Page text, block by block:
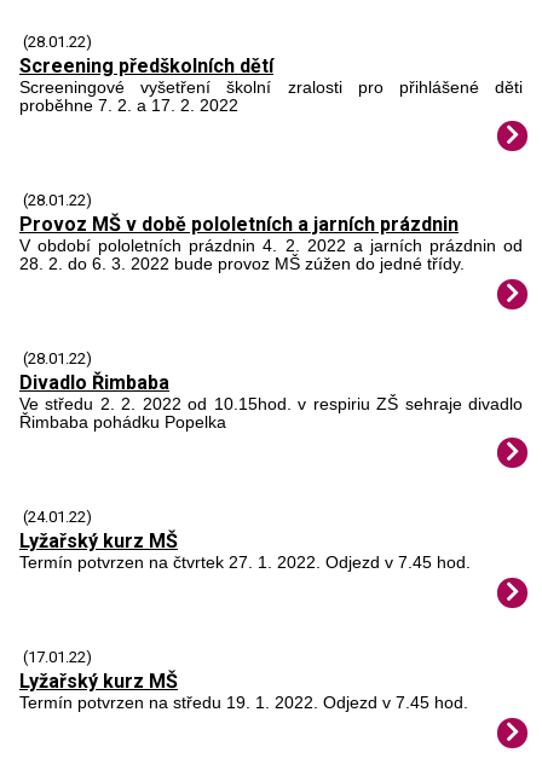
(28.01.22)
Screening předškolních dětí
Screeningové vyšetření školní zralosti pro přihlášené děti
proběhne 7. 2. a 17. 2. 2022
(28.01.22)
Provoz MŠ v době pololetních a jarních prázdnin
V období pololetních prázdnin 4. 2. 2022 a jarních prázdnin od
28. 2. do 6. 3. 2022 bude provoz MŠ zúžen do jedné třídy.
(28.01.22)
Divadlo Řimbaba
Ve středu 2. 2. 2022 od 10.15hod. v respiriu ZŠ sehraje divadlo
Řimbaba pohádku Popelka
(24.01.22)
Lyžařský kurz MŠ
Termín potvrzen na čtvrtek 27. 1. 2022. Odjezd v 7.45 hod.
(17.01.22)
Lyžařský kurz MŠ
Termín potvrzen na středu 19. 1. 2022. Odjezd v 7.45 hod.